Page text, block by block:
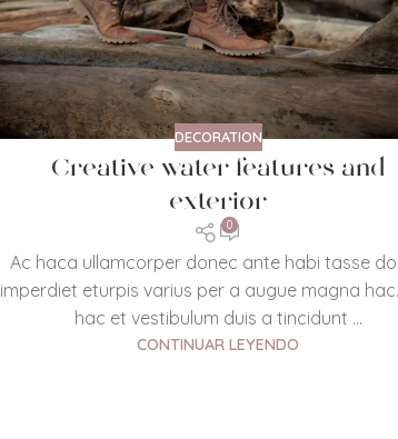
DECORATION
Creative water features and
exterior
0
Ac haca ullamcorper donec ante habi tasse
imperdiet eturpis varius per a augue magna
hac et vestibulum duis a tincidunt ...
CONTINUAR LEYENDO